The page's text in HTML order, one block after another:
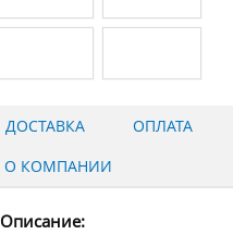
ДОСТАВКА
ОПЛАТА
О КОМПАНИИ
Описание: